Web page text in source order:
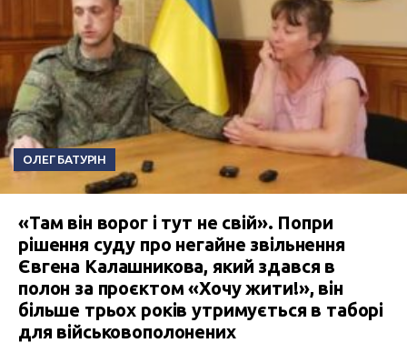
ОЛЕГ БАТУРІН
«Там він ворог і тут не свій». Попри
рішення суду про негайне звільнення
Євгена Калашникова, який здався в
полон за проєктом «Хочу жити!», він
більше трьох років утримується в таборі
для військовополонених